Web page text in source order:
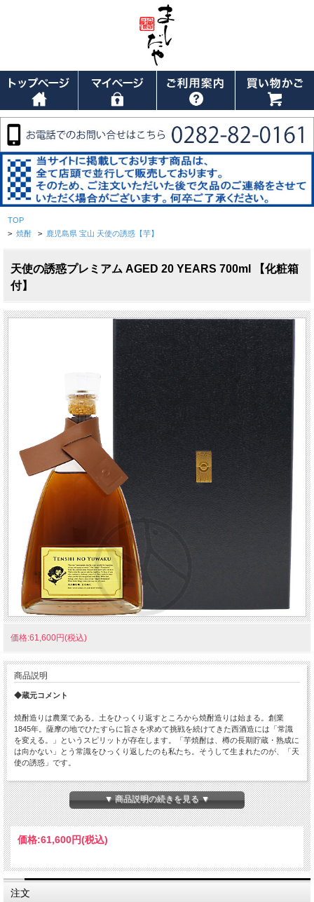
TOP
> 焼酎 > 鹿児島県 宝山 天使の誘惑【芋】
天使の誘惑プレミアム AGED 20 YEARS 700ml 【化粧箱
付】
価格:61,600円(税込)
商品説明
◆蔵元コメント
焼酎造りは農業である。土をひっくり返すところから焼酎造りは始まる。創業
1845年。薩摩の地でひたすらに旨さを求めて挑戦を続けてきた西酒造には「常識
を変える。」というスピリットが存在します。「芋焼酎は、樽の長期貯蔵・熟成に
は向かない」とう常識をひっくり返したのも私たち。そうして生まれたのが、「天
使の誘惑」です。
原料芋には鹿児島県産「黄金千貫」、麹米は「国産米」、仕込み水は薩摩鋒山から
湧き出る「伏流水」を用いて丁寧に仕込み、蒸留し、樽で10年間ゆっくりと歳月を
刻んだ逸品。「天使の誘惑」はIWSC（インターナショナル ワイン＆スピリッツ コ
ンペティション）2014にて、焼酎業界で初となる最高金賞（Gold Outstanding
入りを果たしています。
た。
▼ 商品説明の続きを見る ▼
価格:61,600円(税込)
注文